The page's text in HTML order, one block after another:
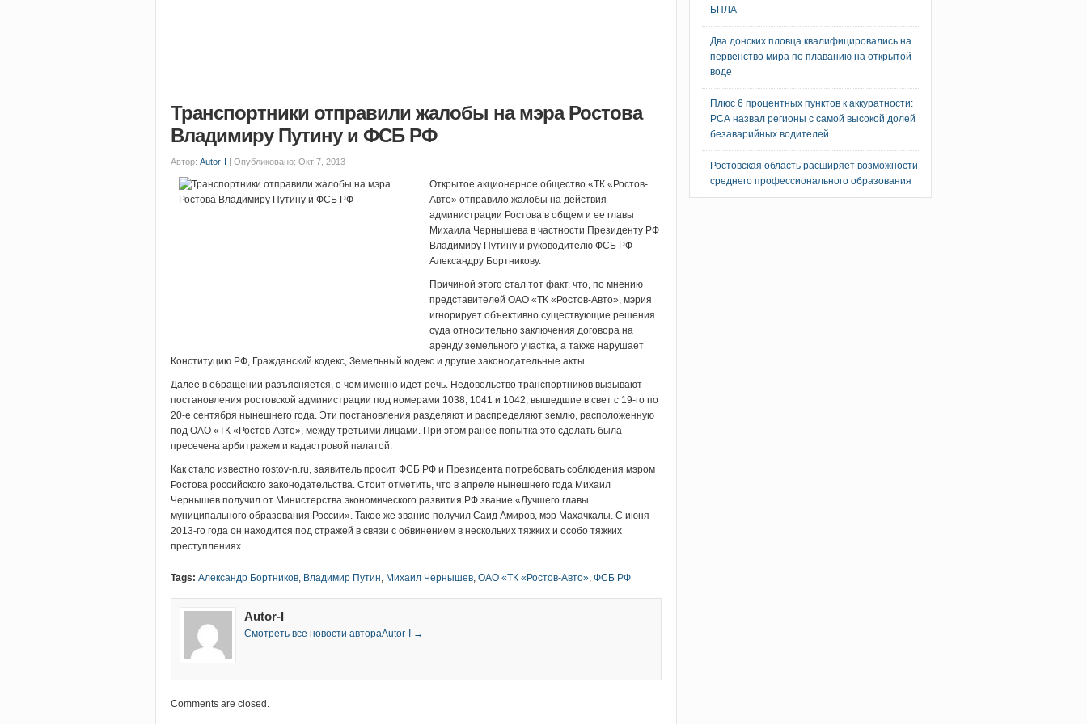
Транспортники отправили жалобы на мэра Ростова
Владимиру Путину и ФСБ РФ
Автор: Autor-I | Опубликовано: Окт 7, 2013
Открытое акционерное общество «ТК «Ростов-
Авто» отправило жалобы на действия
администрации Ростова в общем и ее главы
Михаила Чернышева в частности Президенту РФ
Владимиру Путину и руководителю ФСБ РФ
Александру Бортникову.
Причиной этого стал тот факт, что, по мнению
представителей ОАО «ТК «Ростов-Авто», мэрия
игнорирует объективно существующие решения
суда относительно заключения договора на
аренду земельного участка, а также нарушает
Конституцию РФ, Гражданский кодекс, Земельный кодекс и другие законодательные акты.
Далее в обращении разъясняется, о чем именно идет речь. Недовольство транспортников вызывают
постановления ростовской администрации под номерами 1038, 1041 и 1042, вышедшие в свет с 19-го по
20-е сентября нынешнего года. Эти постановления разделяют и распределяют землю, расположенную
под ОАО «ТК «Ростов-Авто», между третьими лицами. При этом ранее попытка это сделать была
пресечена арбитражем и кадастровой палатой.
Как стало известно rostov-n.ru, заявитель просит ФСБ РФ и Президента потребовать соблюдения мэром
Ростова российского законодательства. Стоит отметить, что в апреле нынешнего года Михаил
Чернышев получил от Министерства экономического развития РФ звание «Лучшего главы
муниципального образования России». Такое же звание получил Саид Амиров, мэр Махачкалы. С июня
2013-го года он находится под стражей в связи с обвинением в нескольких тяжких и особо тяжких
преступлениях.
Tags: Александр Бортников, Владимир Путин, Михаил Чернышев, ОАО «ТК «Ростов-Авто», ФСБ РФ
Autor-I
Смотреть все новости автораAutor-I →
Comments are closed.
БПЛА
Два донских пловца квалифицировались на
первенство мира по плаванию на открытой
воде
Плюс 6 процентных пунктов к аккуратности:
РСА назвал регионы с самой высокой долей
безаварийных водителей
Ростовская область расширяет возможности
среднего профессионального образования